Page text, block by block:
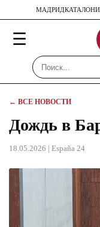
МАДРИД
☰
← ВСЕ НОВОСТИ
Дождь в
18.05.2026 | España 24